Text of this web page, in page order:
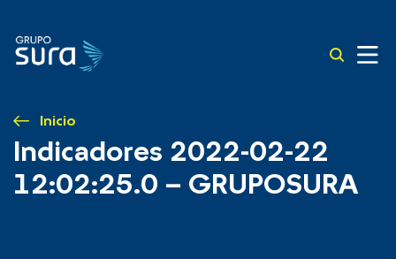
Inicio
Indicadores 2022-02-22
12:02:25.0 – GRUPOSURA